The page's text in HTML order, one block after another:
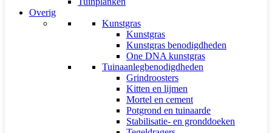
Overig
Kunstgras
Kunstgras
Kunstgras benodigdheden
One DNA kunstgras
Tuinaanlegbenodigdheden
Grindroosters
Kitten en lijmen
Mortel en cement
Potgrond en tuinaarde
Stabilisatie- en gronddoeken